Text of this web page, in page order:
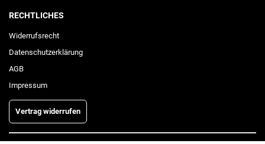
RECHTLICHES
Widerrufs­recht
Daten­schutz­erklärung
AGB
Impressum
Vertrag widerrufen